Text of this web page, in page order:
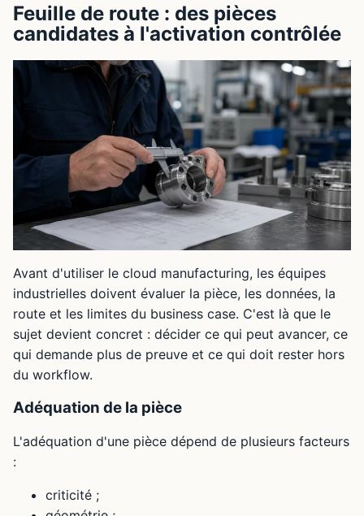
Feuille de route : des pièces
candidates à l'activation contrôlée
Avant d'utiliser le cloud manufacturing, les équipes
industrielles doivent évaluer la pièce, les données, la
route et les limites du business case. C'est là que le
sujet devient concret : décider ce qui peut avancer, ce
qui demande plus de preuve et ce qui doit rester hors
du workflow.
Adéquation de la pièce
L'adéquation d'une pièce dépend de plusieurs facteurs
:
criticité ;